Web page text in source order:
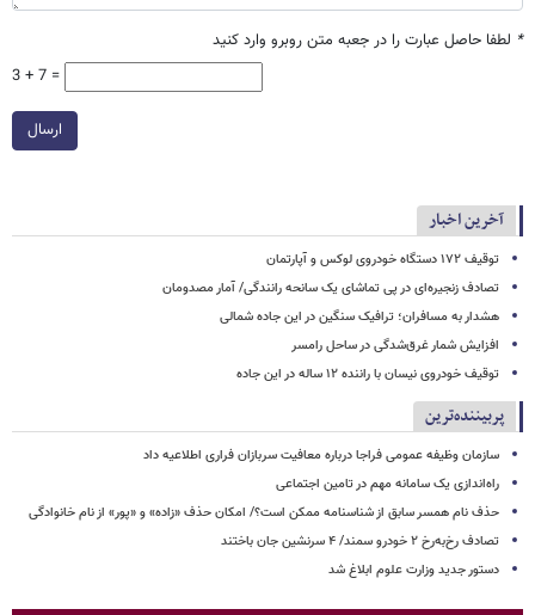
* لطفا حاصل عبارت را در جعبه متن روبرو وارد کنید
3 + 7 =
ارسال
آخرین اخبار
توقیف ۱۷۲ دستگاه خودروی لوکس و آپارتمان
تصادف زنجیره‌ای در پی تماشای یک سانحه رانندگی/ آمار مصدومان
هشدار به مسافران؛ ترافیک سنگین در این جاده شمالی
افزایش شمار غرق‌شدگی در ساحل رامسر
توقیف خودروی نیسان با راننده ۱۲ ساله در این جاده
پربیننده‌ترین
سازمان وظیفه عمومی فراجا درباره معافیت سربازان فراری اطلاعیه داد
راه‌اندازی یک سامانه مهم در تامین اجتماعی
حذف نام همسر سابق از شناسنامه ممکن است؟/ امکان حذف «زاده» و «پور» از نام خانوادگی
تصادف رخ‌به‌رخ ۲ خودرو سمند/ ۴ سرنشین جان باختند
دستور جدید وزارت علوم ابلاغ شد